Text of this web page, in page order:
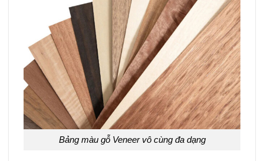
Bảng màu gỗ Veneer vô cùng đa dạng